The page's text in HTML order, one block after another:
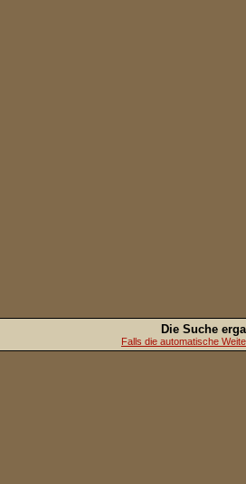
Die Suche
Falls die automatische